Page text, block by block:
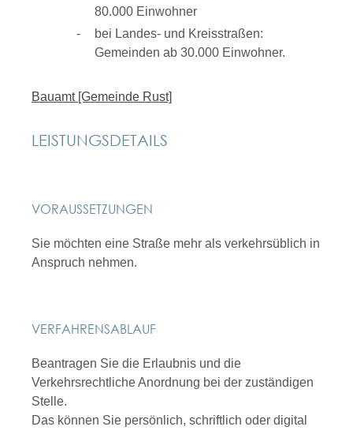
80.000 Einwohner
bei Landes- und Kreisstraßen:
Gemeinden ab 30.000 Einwohner.
Bauamt [Gemeinde Rust]
LEISTUNGSDETAILS
VORAUSSETZUNGEN
Sie möchten eine Straße mehr als verkehrsüblich in
Anspruch nehmen.
VERFAHRENSABLAUF
Beantragen Sie die Erlaubnis und die
Verkehrsrechtliche Anordnung bei der zuständigen
Stelle.
Das können Sie persönlich, schriftlich oder digital